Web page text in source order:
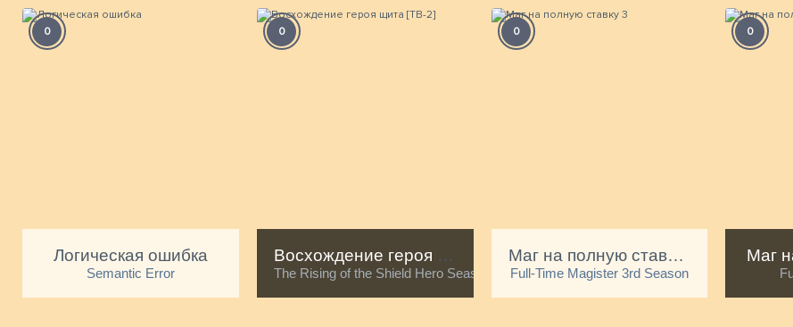
0
Логическая ошибка
Semantic Error
0
Восхождение героя щита [ТВ-2]
The Rising of the Shield Hero Season 2
0
Маг на полную ставку 3
Full-Time Magister 3rd Season
0
Маг